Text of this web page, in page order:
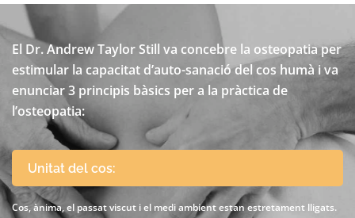
El Dr. Andrew Taylor Still va concebre la osteopatia per
estimular la capacitat d’auto-sanació del cos humà i va
enunciar 3 principis bàsics per a la pràctica de
l’osteopatia:
Unitat del cos:
Cos, ànima, el passat viscut i el medi ambient estan estretament lligats.